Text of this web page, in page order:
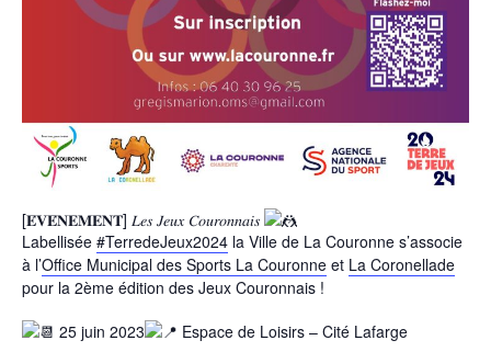
[𝐄́𝐕𝐄́𝐍𝐄𝐌𝐄𝐍𝐓] 𝐿𝑒𝑠 𝐽𝑒𝑢𝑥 𝐶𝑜𝑢𝑟𝑜𝑛𝑛𝑎𝑖𝑠
Labellisée #TerredeJeux2024 la Ville de La Couronne s’associe
à l’Office Municipal des Sports La Couronne et La Coronellade
pour la 2ème édition des Jeux Couronnais !
25 juin 2023
Espace de Loisirs – Cité Lafarge